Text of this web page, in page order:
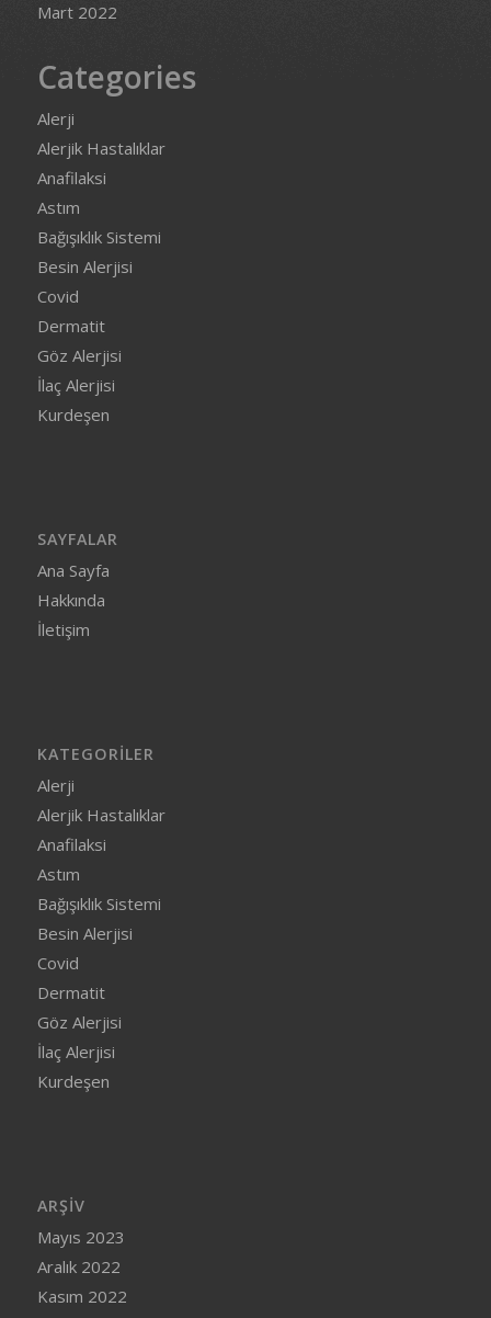
Mart 2022
Categories
Alerji
Alerjik Hastalıklar
Anafilaksi
Astım
Bağışıklık Sistemi
Besin Alerjisi
Covid
Dermatit
Göz Alerjisi
İlaç Alerjisi
Kurdeşen
SAYFALAR
Ana Sayfa
Hakkında
İletişim
KATEGORILER
Alerji
Alerjik Hastalıklar
Anafilaksi
Astım
Bağışıklık Sistemi
Besin Alerjisi
Covid
Dermatit
Göz Alerjisi
İlaç Alerjisi
Kurdeşen
ARŞIV
Mayıs 2023
Aralık 2022
Kasım 2022